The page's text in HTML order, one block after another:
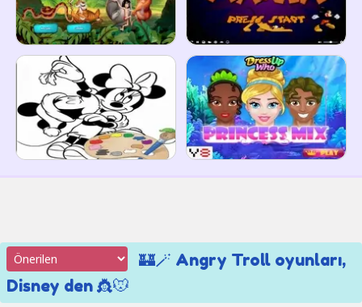
🏰🪄 Angry Troll oyunları,
Disney den 👸🐭